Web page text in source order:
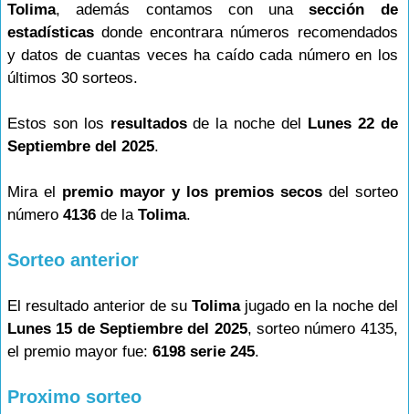
Tolima, además contamos con unasección de
estadísticas donde encontrara números recomendados
y datos de cuantas veces ha caído cada número en los
últimos 30 sorteos.
Estos son los resultadosde la noche del Lunes 22 de
Septiembre del 2025.
Mira el premio mayor y los premios secosdel sorteo
número 4136 de la Tolima.
Sorteo anterior
El resultado anterior de suTolimajugado en la noche del
Lunes 15 de Septiembre del 2025, sorteo número 4135,
el premio mayor fue: 6198 serie 245.
Proximo sorteo